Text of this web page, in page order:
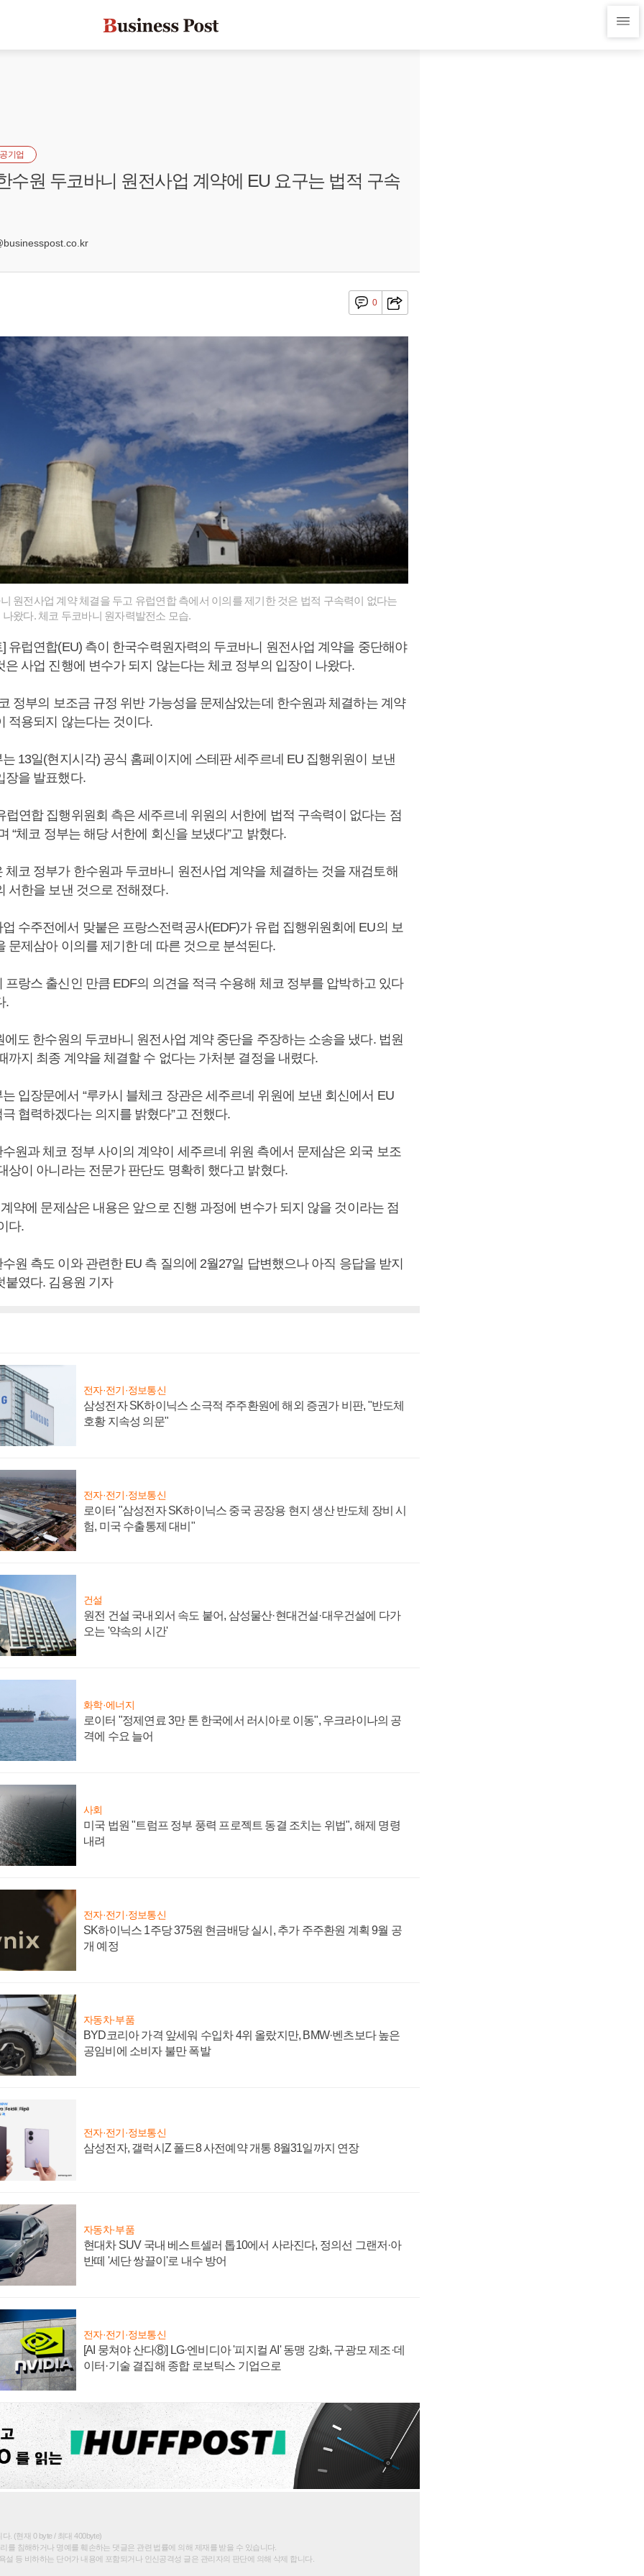
공기업
수원 두코바니 원전사업 계약에 EU 요구는 법적 구속
0
원전사업 계약 체결을 두고 유럽연합 측에서 이의를 제기한 것은 법적 구속력이 없다는
왔다. 체코 두코바니 원자력발전소 모습.
유럽연합(EU) 측이 한국수력원자력의 두코바니 원전사업 계약을 중단해야
은 사업 진행에 변수가 되지 않는다는 체코 정부의 입장이 나왔다.
정부의 보조금 규정 위반 가능성을 문제삼았는데 한수원과 체결하는 계약
적용되지 않는다는 것이다.
13일(현지시각) 공식 홈페이지에 스테판 세주르네 EU 집행위원이 보낸
장을 발표했다.
럽연합 집행위원회 측은 세주르네 위원의 서한에 법적 구속력이 없다는 점
“체코 정부는 해당 서한에 회신을 보냈다”고 밝혔다.
체코 정부가 한수원과 두코바니 원전사업 계약을 체결하는 것을 재검토해
서한을 보낸 것으로 전해졌다.
수주전에서 맞붙은 프랑스전력공사(EDF)가 유럽 집행위원회에 EU의 보
문제삼아 이의를 제기한 데 따른 것으로 분석된다.
프랑스 출신인 만큼 EDF의 의견을 적극 수용해 체코 정부를 압박하고 있다
.
에도 한수원의 두코바니 원전사업 계약 중단을 주장하는 소송을 냈다. 법원
까지 최종 계약을 체결할 수 없다는 가처분 결정을 내렸다.
입장문에서 “루카시 블체크 장관은 세주르네 위원에 보낸 회신에서 EU
협력하겠다는 의지를 밝혔다”고 전했다.
원과 체코 정부 사이의 계약이 세주르네 위원 측에서 문제삼은 외국 보조
상이 아니라는 전문가 판단도 명확히 했다고 밝혔다.
약에 문제삼은 내용은 앞으로 진행 과정에 변수가 되지 않을 것이라는 점
다.
원 측도 이와 관련한 EU 측 질의에 2월27일 답변했으나 아직 응답을 받지
붙였다. 김용원 기자
전자·전기·정보통신
삼성전자 SK하이닉스 소극적 주주환원에 해외 증권가 비판, "반도체
호황 지속성 의문"
전자·전기·정보통신
로이터 "삼성전자 SK하이닉스 중국 공장용 현지 생산 반도체 장비 시
험, 미국 수출통제 대비"
건설
원전 건설 국내외서 속도 붙어, 삼성물산·현대건설·대우건설에 다가
오는 '약속의 시간'
화학·에너지
로이터 "정제연료 3만 톤 한국에서 러시아로 이동", 우크라이나의 공
격에 수요 늘어
사회
미국 법원 "트럼프 정부 풍력 프로젝트 동결 조치는 위법", 해제 명령
내려
전자·전기·정보통신
SK하이닉스 1주당 375원 현금배당 실시, 추가 주주환원 계획 9월 공
개 예정
자동차·부품
BYD코리아 가격 앞세워 수입차 4위 올랐지만, BMW·벤츠보다 높은
공임비에 소비자 불만 폭발
전자·전기·정보통신
삼성전자, 갤럭시Z 폴드8 사전예약 개통 8월31일까지 연장
자동차·부품
현대차 SUV 국내 베스트셀러 톱10에서 사라진다, 정의선 그랜저·아
반떼 '세단 쌍끌이'로 내수 방어
전자·전기·정보통신
[AI 뭉쳐야 산다⑧] LG·엔비디아 '피지컬 AI' 동맹 강화, 구광모 제조·데
이터·기술 결집해 종합 로보틱스 기업으로
. (현재 0 byte / 최대 400byte)
를 침해하거나 명예를 훼손하는 댓글은 관련 법률에 의해 제재를 받을 수 있습니다.
설 등 비하하는 단어가 내용에 포함되거나 인신공격성 글은 관리자의 판단에 의해 삭제 합니다.